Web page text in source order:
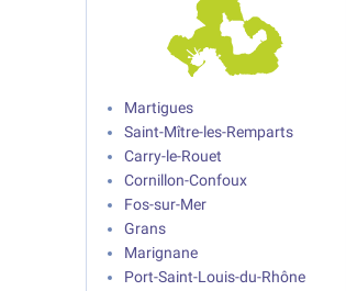
Martigues
Saint-Mître-les-Remparts
Carry-le-Rouet
Cornillon-Confoux
Fos-sur-Mer
Grans
Marignane
Port-Saint-Louis-du-Rhône